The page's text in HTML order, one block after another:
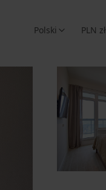
Polski PLN zł